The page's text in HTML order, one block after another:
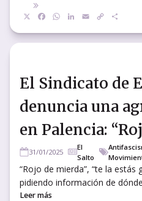
Facebook
WhatsApp
LinkedIn
EmailCopy
El Sindicato de
denuncia una
en Palencia:
31/01/2025
El
Salto
“Rojo de mierda”, “te la estás
pidiendo información de
Leer más